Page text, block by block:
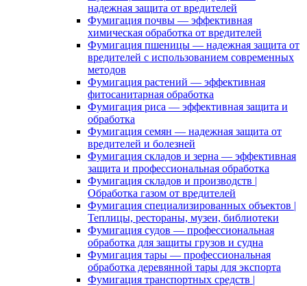
надежная защита от вредителей
Фумигация почвы — эффективная
химическая обработка от вредителей
Фумигация пшеницы — надежная защита от
вредителей с использованием современных
методов
Фумигация растений — эффективная
фитосанитарная обработка
Фумигация риса — эффективная защита и
обработка
Фумигация семян — надежная защита от
вредителей и болезней
Фумигация складов и зерна — эффективная
защита и профессиональная обработка
Фумигация складов и производств |
Обработка газом от вредителей
Фумигация специализированных объектов |
Теплицы, рестораны, музеи, библиотеки
Фумигация судов — профессиональная
обработка для защиты грузов и судна
Фумигация тары — профессиональная
обработка деревянной тары для экспорта
Фумигация транспортных средств |